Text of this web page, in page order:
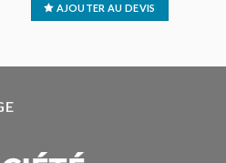
AJOUTER AU DEVIS